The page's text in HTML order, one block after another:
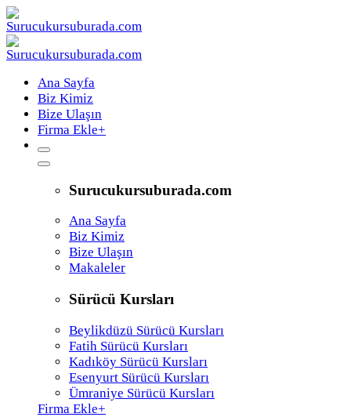
Ana Sayfa
Biz Kimiz
Bize Ulaşın
Firma Ekle+
Surucukursuburada.com
Ana Sayfa
Biz Kimiz
Bize Ulaşın
Makaleler
Sürücü Kursları
Beylikdüzü Sürücü Kursları
Fatih Sürücü Kursları
Kadıköy Sürücü Kursları
Esenyurt Sürücü Kursları
Ümraniye Sürücü Kursları
Firma Ekle+